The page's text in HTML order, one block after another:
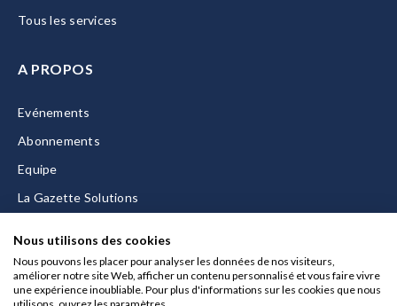
Tous les services
A PROPOS
Evénements
Abonnements
Equipe
La Gazette Solutions
Nous utilisons des cookies
Nous pouvons les placer pour analyser les données de nos visiteurs,
améliorer notre site Web, afficher un contenu personnalisé et vous faire vivre
une expérience inoubliable. Pour plus d'informations sur les cookies que nous